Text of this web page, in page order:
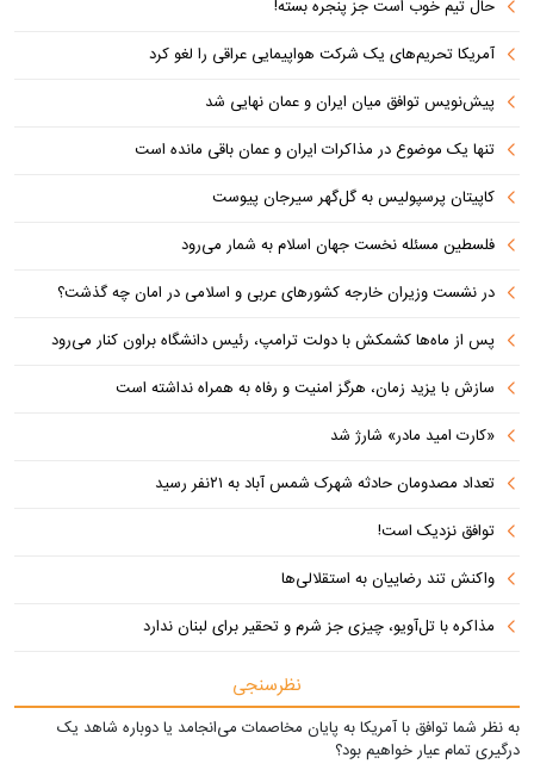
حال تیم خوب است جز پنجره بسته!
آمریکا تحریم‌های یک شرکت هواپیمایی عراقی را لغو کرد
پیش‌نویس توافق میان ایران و عمان نهایی شد
تنها یک موضوع در مذاکرات ایران و عمان باقی مانده است
کاپیتان پرسپولیس به گل‌گهر سیرجان پیوست
فلسطین مسئله نخست جهان اسلام به شمار می‌رود
در نشست وزیران خارجه کشورهای عربی و اسلامی در امان چه گذشت؟
پس از ماه‌ها کشمکش با دولت ترامپ، رئیس دانشگاه براون کنار می‌رود
سازش با یزید زمان، هرگز امنیت و رفاه به همراه نداشته است
«کارت امید مادر» شارژ شد
تعداد مصدومان حادثه شهرک شمس آباد به ۲۱نفر رسید
توافق نزدیک است!
واکنش تند رضاییان به استقلالی‌ها
مذاکره با تل‌آویو، چیزی جز شرم و تحقیر برای لبنان ندارد
نظرسنجی
به نظر شما توافق با آمریکا به پایان مخاصمات می‌انجامد یا دوباره شاهد یک
درگیری تمام عیار خواهیم بود؟